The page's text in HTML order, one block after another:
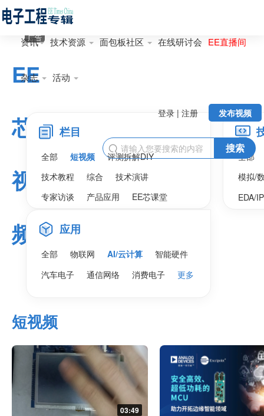
资讯 技术资源 面包板社区 在线研讨会 EE直播间
杂志 活动
发布视频
登录 | 注册
 搜索
EE
芯
视
频
广告
栏目
全部 短视频
评测拆解DIY
技术教程
综合
技术演讲
专家访谈
产品应用 EE芯课堂
全部
模拟/
EDA/
应用
全部 物联网 AI/云计算
智能硬件
汽车电子
通信网络 消费电子 更多
短视频
03:49